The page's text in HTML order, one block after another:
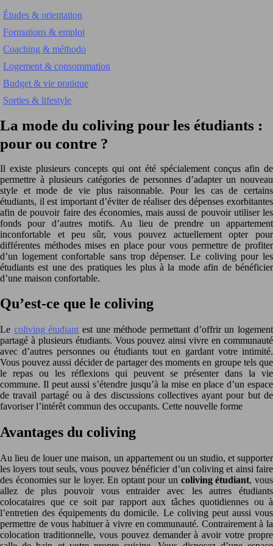
Études & orientation
Formations & emploi
Coaching & méthodo
Logement & consommation
Budget & vie pratique
Sorties & lifestyle
La mode du coliving pour les étudiants :
pour ou contre ?
Il existe plusieurs concepts qui ont été spécialement conçus afin de
permettre à plusieurs catégories de personnes d’adapter un nouveau
style et mode de vie plus raisonnable. Pour les cas de certains
étudiants, il est important d’éviter de réaliser des dépenses exorbitantes
afin de pouvoir faire des économies, mais aussi de pouvoir utiliser les
fonds pour d’autres motifs. Au lieu de prendre un appartement
inconfortable et peu sûr, vous pouvez actuellement opter pour
différentes méthodes mises en place pour vous permettre de profiter
d’un logement confortable sans trop dépenser. Le coliving pour les
étudiants est une des pratiques les plus à la mode afin de bénéficier
d’une maison confortable.
Qu’est-ce que le coliving
Le coliving étudiant est une méthode permettant d’offrir un logement
partagé à plusieurs étudiants. Vous pouvez ainsi vivre en communauté
avec d’autres personnes ou étudiants tout en gardant votre intimité.
Vous pouvez aussi décider de partager des moments en groupe tels que
le repas ou les réflexions qui peuvent se présenter dans la vie
commune. Il peut aussi s’étendre jusqu’à la mise en place d’un espace
de travail partagé ou à des discussions collectives ayant pour but de
favoriser l’intérêt commun des occupants. Cette nouvelle forme
Avantages du coliving
Au lieu de louer une maison, un appartement ou un studio, et supporter
les loyers tout seuls, vous pouvez bénéficier d’un coliving et ainsi faire
des économies sur le loyer. En optant pour un coliving étudiant, vous
allez de plus pouvoir vous entraider avec les autres étudiants
colocataires que ce soit par rapport aux tâches quotidiennes ou à
l’entretien des équipements du domicile. Le coliving peut aussi vous
permettre de vous habituer à vivre en communauté. Contrairement à la
colocation traditionnelle, vous pouvez demander à avoir votre propre